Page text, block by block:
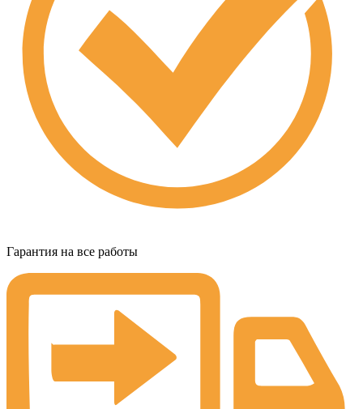
Гарантия на все работы